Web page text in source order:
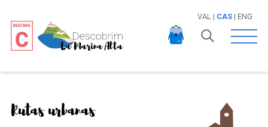
VAL | CAS| ENG
Open
Rutas urbanas